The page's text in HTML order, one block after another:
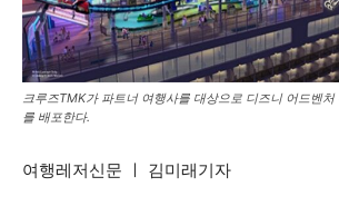
크루즈TMK가 파트너 여행사를 대상으로 디즈니 어드벤
를 배포한다.
여행레저신문 ㅣ 김미래기자